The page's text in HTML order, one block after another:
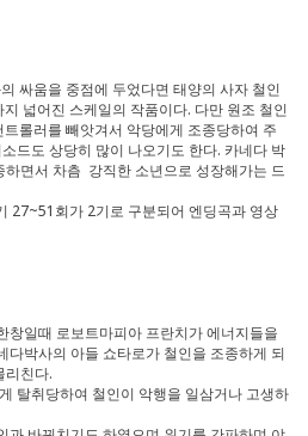
싸움을 중점에 두었다면 태양의 사자 철인
넓어진 스케일의 작품이다. 다만 원조 철인
롤러를 빼앗겨서 악당에게 조종당하여 주
드도 상당히 많이 나오기도 한다. 카네다 박
면서 차츰 강직한 소년으로 성장해가는 드
27~51회가 2기로 구분되어 엔딩곡과 영상
창일때 로보트마피아 프란치가 에너지들을
다박사의 아들 쇼타로가 철인을 조종하게 되
리친다.
탈취당하여 철인이 악행을 일삼거나 고생하